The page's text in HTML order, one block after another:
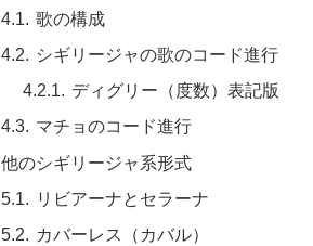
歌の構成
シギリージャの歌のコード進行
ディグリー（度数）表記版
マチョのコード進行
他のシギリージャ系形式
リビアーナとセラーナ
カバーレス（カバル）